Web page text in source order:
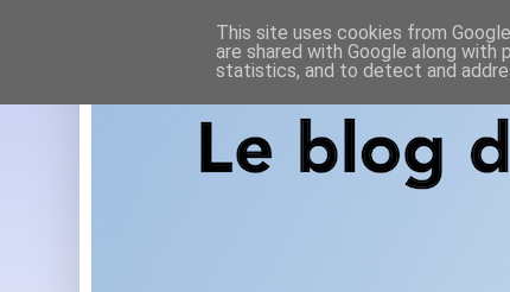
This site uses cookies from
are shared with Google along
statistics, and to detect and